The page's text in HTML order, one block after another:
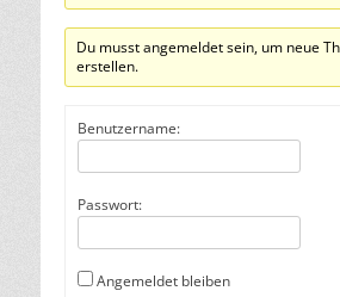
Du musst angemeldet sein, um neue
erstellen.
Benutzername:
Passwort:
Angemeldet bleiben